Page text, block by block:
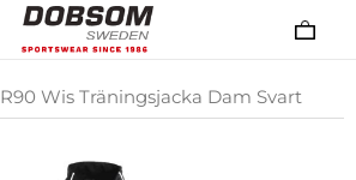
R90 Wis Träningsjacka Dam Svart